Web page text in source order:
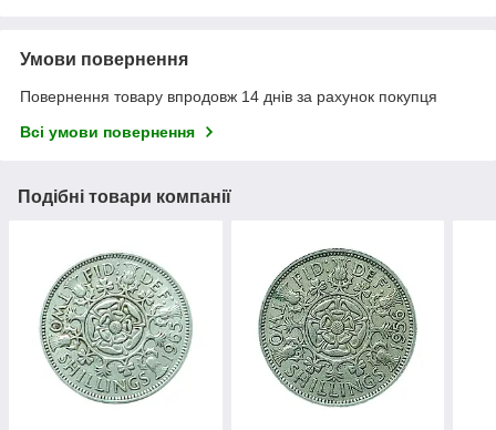
Умови повернення
Повернення товару впродовж 14 днів за рахунок покупця
Всі умови повернення
Подібні товари компанії